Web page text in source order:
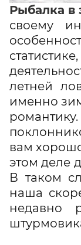
Рыбалка в
своему
летней
именно
вам
этом деле
В таком
наша
недавно